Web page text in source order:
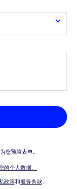
您预填表单。
个人数据。
政策和服务条款。